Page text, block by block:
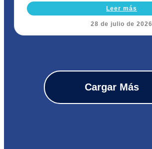
Leer más
28 de julio de 2026
Cargar Más